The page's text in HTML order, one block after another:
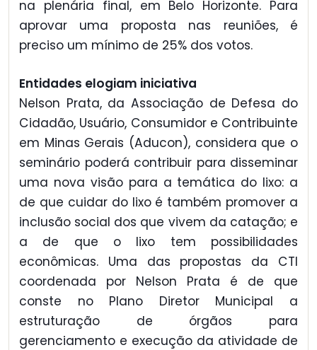
na plenária final, em Belo Horizonte. Para
aprovar uma proposta nas reuniões, é
preciso um mínimo de 25% dos votos.
Entidades elogiam iniciativa
Nelson Prata, da Associação de Defesa do
Cidadão, Usuário, Consumidor e Contribuinte
em Minas Gerais (Aducon), considera que o
seminário poderá contribuir para disseminar
uma nova visão para a temática do lixo: a
de que cuidar do lixo é também promover a
inclusão social dos que vivem da catação; e
a de que o lixo tem possibilidades
econômicas. Uma das propostas da CTI
coordenada por Nelson Prata é de que
conste no Plano Diretor Municipal a
estruturação de órgãos para
gerenciamento e execução da atividade de